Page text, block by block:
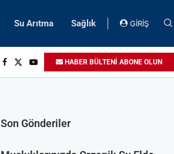
Su Arıtma Sağlık GİRİŞ
HABER BÜLTENİ ABONE OLUN
Son Gönderiler